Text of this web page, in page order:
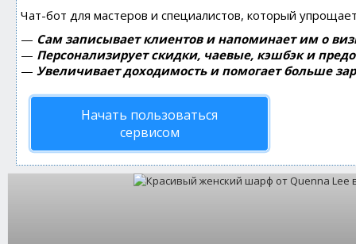
Чат-бот для мастеров и специалистов, который
— Сам записывает клиентов и напоминает им о
— Персонализирует скидки, чаевые, кэшбэк и
— Увеличивает доходимость и помогает больше
Начать пользоваться
сервисом